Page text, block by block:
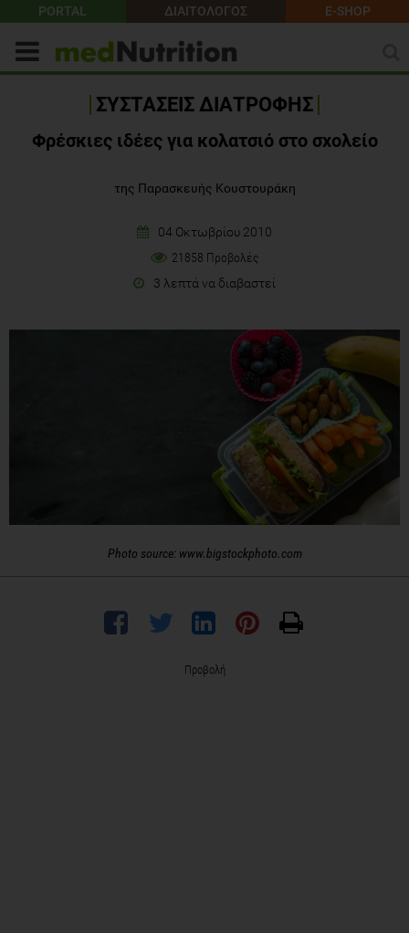
PORTAL ΔΙΑΙΤΟΛΟΓΟΣ E-SHOP
ΣΥΣΤΑΣΕΙΣ ΔΙΑΤΡΟΦΗΣ
Φρέσκιες ιδέες για κολατσιό στο σχολείο
της Παρασκευής Κουστουράκη
04 Οκτωβρίου 2010
21858 Προβολές
3 λεπτά να διαβαστεί
Photo source: www.bigstockphoto.com
Προβολή